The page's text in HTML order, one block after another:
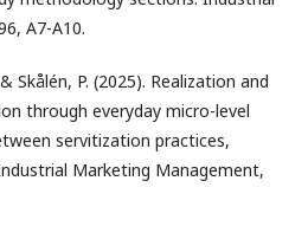
A7-A10.
Skålén, P. (2025). Realization and
through everyday micro-level
servitization practices,
Marketing Management,